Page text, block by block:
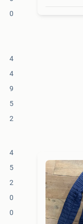
0
4
4
9
5
2
4
5
2
0
0